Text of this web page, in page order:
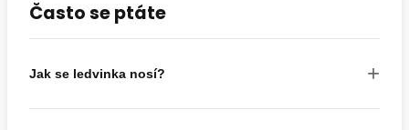
Často se ptáte
Jak se ledvinka nosí? +